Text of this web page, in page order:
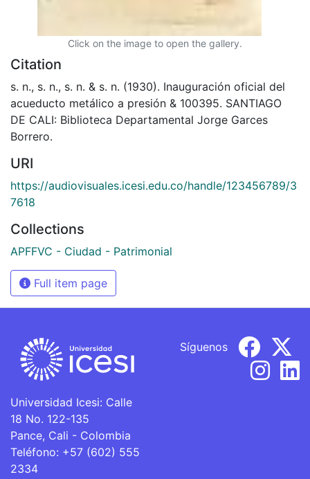
Click on the image to open the gallery.
Citation
s. n., s. n., s. n. & s. n. (1930). Inauguración oficial del
acueducto metálico a presión & 100395. SANTIAGO
DE CALI: Biblioteca Departamental Jorge Garces
Borrero.
URI
https://audiovisuales.icesi.edu.co/handle/123456789/3
7618
Collections
APFFVC - Ciudad - Patrimonial
Full item page
Universidad Icesi: Calle
18 No. 122-135
Pance, Cali - Colombia
Teléfono: +57 (602) 555
2334
Síguenos